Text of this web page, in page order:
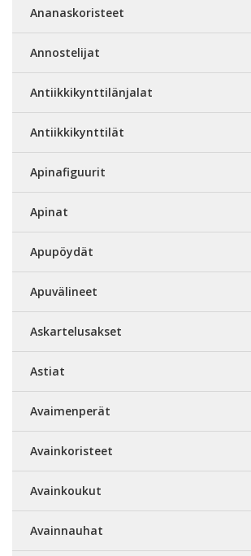
Ananaskoristeet
Annostelijat
Antiikkikynttilänjalat
Antiikkikynttilät
Apinafiguurit
Apinat
Apupöydät
Apuvälineet
Askartelusakset
Astiat
Avaimenperät
Avainkoristeet
Avainkoukut
Avainnauhat